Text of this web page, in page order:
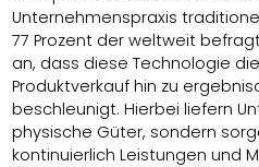
Unternehmenspraxis
77 Prozent der weltweit
an, dass diese Technologie
Produktverkauf hin zu
beschleunigt. Hierbei liefern
physische Güter, sondern
kontinuierlich Leistungen und